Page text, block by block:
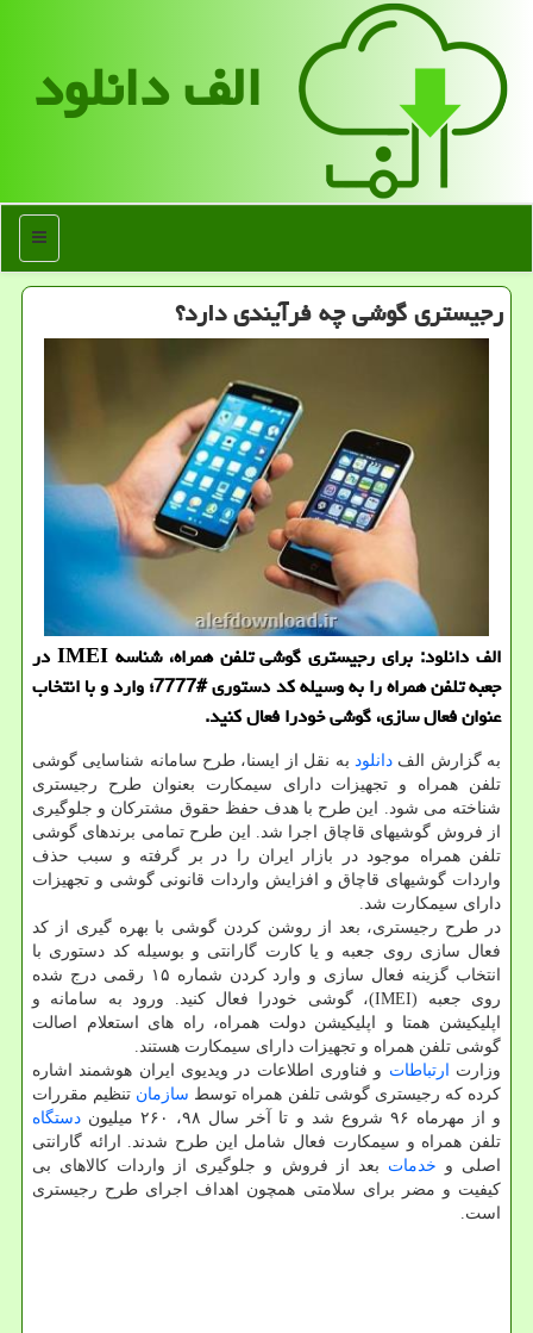
الف دانلود
منو
رجیستری گوشی چه فرآیندی دارد؟
الف دانلود: برای رجیستری گوشی تلفن همراه، شناسه IMEI در
جعبه تلفن همراه را به وسیله کد دستوری #7777؛ وارد و با انتخاب
عنوان فعال سازی، گوشی خودرا فعال کنید.
به گزارش الفدانلود به نقل از ایسنا، طرح سامانه شناسایی گوشی
تلفن همراه و تجهیزات دارای سیمکارت بعنوان طرح رجیستری
شناخته می شود. این طرح با هدف حفظ حقوق مشترکان و جلوگیری
از فروش گوشیهای قاچاق اجرا شد. این طرح تمامی برندهای گوشی
تلفن همراه موجود در بازار ایران را در بر گرفته و سبب حذف
واردات گوشیهای قاچاق و افزایش واردات قانونی گوشی و تجهیزات
دارای سیمکارت شد.
در طرح رجیستری، بعد از روشن کردن گوشی با بهره گیری از کد
فعال سازی روی جعبه و یا کارت گارانتی و بوسیله کد دستوری با
انتخاب گزینه فعال سازی و وارد کردن شماره ۱۵ رقمی درج شده
روی جعبه (IMEI)، گوشی خودرا فعال کنید. ورود به سامانه و
اپلیکیشن همتا و اپلیکیشن دولت همراه، راه های استعلام اصالت
گوشی تلفن همراه و تجهیزات دارای سیمکارت هستند.
وزارت ارتباطات و فناوری اطلاعات در ویدیوی ایران هوشمند اشاره
کرده که رجیستری گوشی تلفن همراه توسط سازمان تنظیم مقررات
و از مهرماه ۹۶ شروع شد و تا آخر سال ۹۸، ۲۶۰ میلیون
دستگاه
تلفن همراه و سیمکارت فعال شامل این طرح شدند. ارائه گارانتی
اصلی و خدمات بعد از فروش و جلوگیری از واردات کالاهای بی
کیفیت و مضر برای سلامتی همچون اهداف اجرای طرح رجیستری
است.